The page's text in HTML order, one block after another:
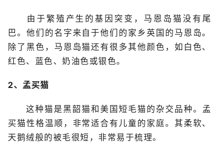
由于繁殖产生的基因突变，马恩岛猫没有尾
巴。他们的名字来自于他们的家乡英国的马恩岛。
除了黑色，马恩岛猫还有很多其他颜色，如白色、
红色、蓝色、奶油色或银色。
2、孟买猫
这种猫是黑韶猫和美国短毛猫的杂交品种。孟
买猫性格温顺，非常适合有儿童的家庭。其柔软、
天鹅绒般的被毛很短，非常易于梳理。